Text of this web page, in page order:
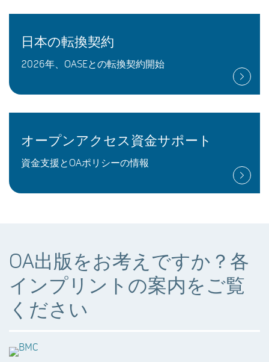
日本の転換契約
2026年、OASEとの転換契約開始
オープンアクセス資金サポート
資金支援とOAポリシーの情報
OA出版をお考えですか？各
インプリントの案内をご覧
ください